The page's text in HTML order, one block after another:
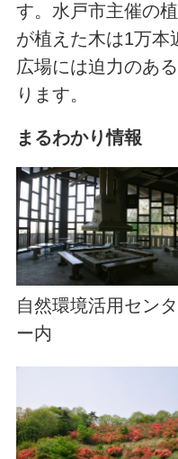
す。水戸市主催の
が植えた木は1万本
広場には迫力のあ
ります。
まるわかり情報
自然環境活用センタ
ー内